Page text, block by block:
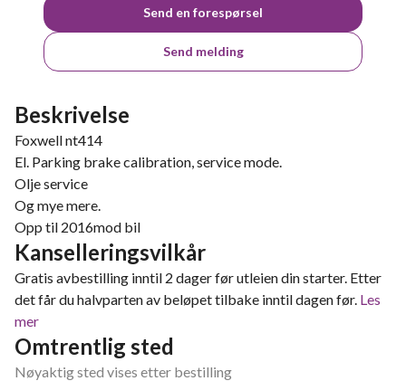
Send en forespørsel
Send melding
Beskrivelse
Foxwell nt414
El. Parking brake calibration, service mode.
Olje service
Og mye mere.
Opp til 2016mod bil
Kanselleringsvilkår
Gratis avbestilling inntil 2 dager før utleien din starter. Etter
det får du halvparten av beløpet tilbake inntil dagen før. Les
mer
Omtrentlig sted
Nøyaktig sted vises etter bestilling